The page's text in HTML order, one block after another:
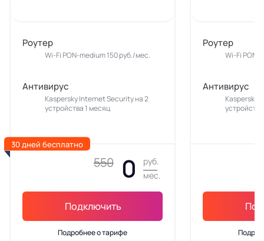
Роутер
Wi-Fi PON-medium 150 руб./мес.
Антивирус
Kaspersky Internet Security на 2
устройства 1 месяц
550 0
руб.
мес.
Подключить
Подробнее о тарифе
30 дней бесплатно
Роутер
Wi-Fi PON-
Антивирус
Kaspersky